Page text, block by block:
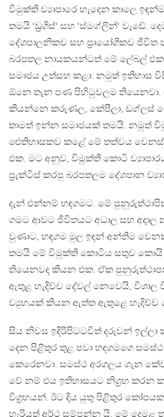
විමුක්ති ව්‍යාපාරෙ හැදෙන කාලෙ
තමයි ‘ඩ්‍රගිස්‘ සහ ‘ස්මග්ලින්‘ වැඩේ.
දේශපාලනිකව සහ ප්‍රායෝගිකව ජීවිත
බරපතල නායකයන්ටත් මේ ලේබල්
සමාජය උත්සහ කළා. නමුත් ඉතිහාස
ඕනෙ තැන පණ පිහිටුවලම තියෙනවා.
කියන්නෙ කරුණල, කේපීලා, ඩග්ලස්
තාමත් ඉන්න සමාජයක් තමයි. නමුත්
ඓතිහාසකව කළේ මේ තත්වය
එක. මට අනුව, විමුක්ති කොටි
ප්‍රැක්ටිස් කරපු බරපතලම දේශපාන
දැන් එන්නම් හඳගමට. මේ
ගමට ආවට ජීවිතයට අධාල සහ අදාල
වුණාට, හඳගම මුල ඉඳන් අන්තිම
තමයි මේ විමුක්ති කොටිය සතුව
තියෙනවද කියන එක. ඒක
ඇතුළ හැදිච්ච දේවල් නෙවෙයි, විශාල
ව්‍යුහයක් කියන ඇත්ත ඇතුළෙ හැදිච්ච
සිය නිවස ඉදිරිපිටටවිත් දරුවන් ඉල්ලා
දෙන පිළිතුර තුළ පවා හඳගමගෙ සමස්ථ
කෙරෙනවා. සමස්ථ අරගලය ගැන
වේ නම් එය ඉතිහාසයට නිග්‍රහ කරන
විග්‍රහයන්. ඊට දිය යුතු පිළිතුර
හැරියත් අර්ථ සම්පන්න යි. මේ දෙමළ